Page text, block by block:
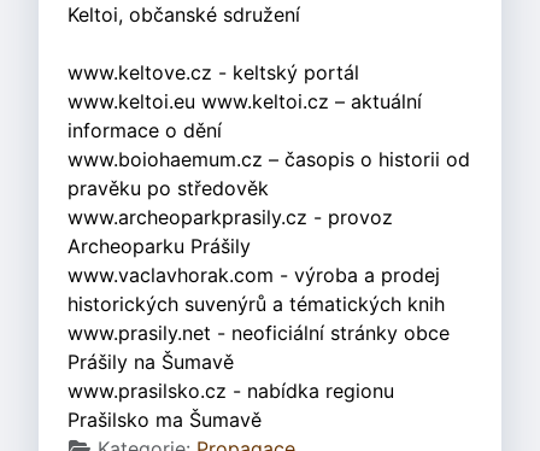
Keltoi, občanské sdružení
www.keltove.cz - keltský portál
www.keltoi.eu www.keltoi.cz – aktuální
informace o dění
www.boiohaemum.cz – časopis o historii od
pravěku po středověk
www.archeoparkprasily.cz - provoz
Archeoparku Prášily
www.vaclavhorak.com - výroba a prodej
historických suvenýrů a tématických knih
www.prasily.net - neoficiální stránky obce
Prášily na Šumavě
www.prasilsko.cz - nabídka regionu
Prašilsko ma Šumavě